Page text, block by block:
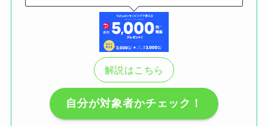
解説はこちら
自分が対象者かチェック！